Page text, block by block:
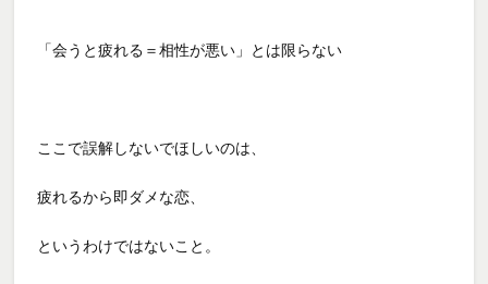
「会うと疲れる＝相性が悪い」とは限らない
ここで誤解しないでほしいのは、
疲れるから即ダメな恋、
というわけではないこと。